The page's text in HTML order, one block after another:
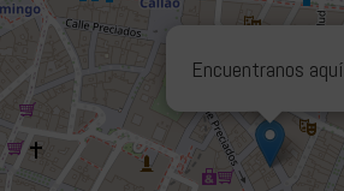
Encuentranos aquí